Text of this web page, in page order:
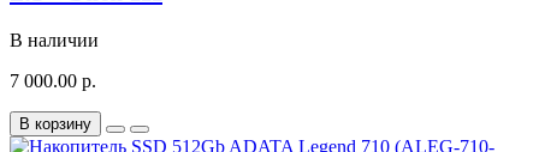
В наличии
7 000.00 р.
В корзину